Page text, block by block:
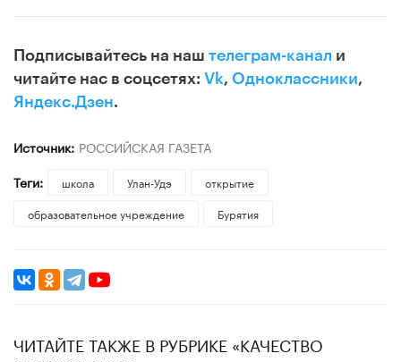
Подписывайтесь на наш телеграм-канал и
читайте нас в соцсетях: Vk, Одноклассники,
Яндекс.Дзен.
Источник: РОССИЙСКАЯ ГАЗЕТА
Теги:
школа Улан-Удэ
открытие
образовательное учреждение
Бурятия
ЧИТАЙТЕ ТАКЖЕ В РУБРИКЕ «КАЧЕСТВО